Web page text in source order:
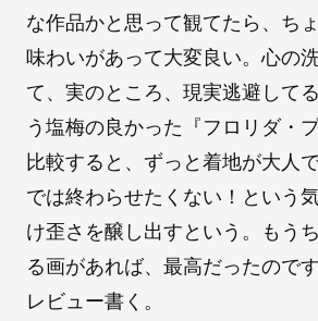
な作品かと思って観てたら、ち
味わいがあって大変良い。心の
て、実のところ、現実逃避して
う塩梅の良かった『フロリダ・
比較すると、ずっと着地が大人
では終わらせたくない！という
け歪さを醸し出すという。もう
る画があれば、最高だったので
レビュー書く。